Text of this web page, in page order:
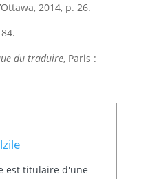
2014, p. 26.
du traduire, Paris :
est titulaire d'une